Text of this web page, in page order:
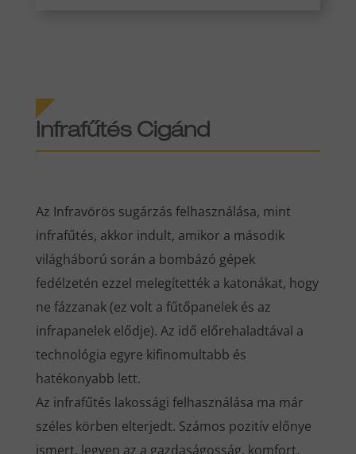
Infrafűtés Cigánd
Az Infravörös sugárzás felhasználása, mint
infrafűtés, akkor indult, amikor a második
világháború során a bombázó gépek
fedélzetén ezzel melegítették a katonákat, hogy
ne fázzanak (ez volt a fűtőpanelek és az
infrapanelek elődje). Az idő előrehaladtával a
technológia egyre kifinomultabb és
hatékonyabb lett.
Az infrafűtés lakossági felhasználása ma már
széles körben elterjedt. Számos pozitív előnye
ismert, legyen az a gazdaságosság, komfort,